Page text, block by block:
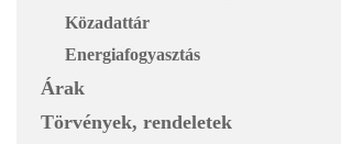
Közadattár
Energiafogyasztás
Árak
Törvények, rendeletek